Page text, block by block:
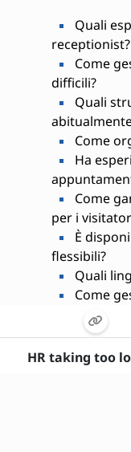
Quali
receptionist?
Come
difficili?
Quali
Come
Ha
Come
per i
È
flessibili?
Quali
Come
reparti?
Ha mai
ambito
HR taking too